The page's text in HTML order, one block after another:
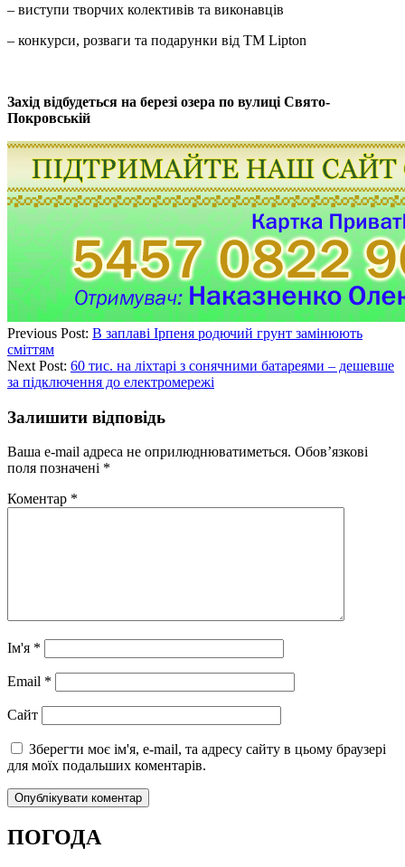
– виступи творчих колективів та виконавців
– конкурси, розваги та подарунки від ТМ Lipton
Захід відбудеться на березі озера по вулиці Свято-
Покровській
Previous Post: В заплаві Ірпеня родючий грунт замінюють
сміттям
Next Post: 60 тис. на ліхтарі з сонячними батареями – дешевше
за підключення до електромережі
Залишити відповідь
Ваша e-mail адреса не оприлюднюватиметься. Обов’язкові
поля позначені *
Коментар *
Ім'я *
Email *
Сайт
Зберегти моє ім'я, e-mail, та адресу сайту в цьому браузері
для моїх подальших коментарів.
ПОГОДА